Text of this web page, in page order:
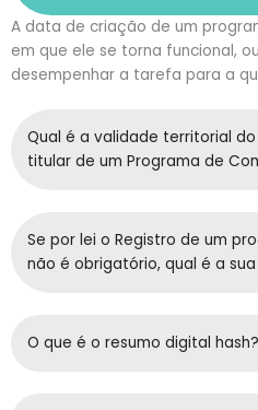
A data de criação de um
em que ele se torna funcional,
desempenhar a tarefa para a
Qual é a validade territorial
titular de um Programa de
Se por lei o Registro de um
não é obrigatório, qual é a
O que é o resumo digital hash?